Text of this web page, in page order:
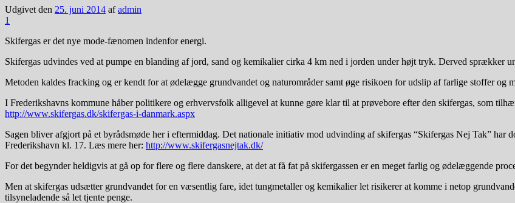
Udgivet den 25. juni 2014 afadmin
1
Skifergas er det nye mode-fænomen indenfor energi.
Skifergas udvindes ved at pumpe en blanding af jord, sand og kemikalier cirka 4 km ned i jorden under højt tryk. Derved sprækker
Metoden kaldes fracking og er kendt for at ødelægge grundvandet og naturområder samt øge risikoen for udslip af farlige stoffer og
I Frederikshavns kommune håber politikere og erhvervsfolk alligevel at kunne gøre klar til at prøvebore efter den skifergas, som
http://www.skifergas.dk/skifergas-i-danmark.aspx
Sagen bliver afgjort på et byrådsmøde her i eftermiddag. Det nationale initiativ mod udvinding af skifergas “Skifergas Nej Tak” har
Frederikshavn kl. 17. Læs mere her: http://www.skifergasnejtak.dk/
For det begynder heldigvis at gå op for flere og flere danskere, at det at få fat på skifergassen er en meget farlig og ødelæggende
Men at skifergas udsætter grundvandet for en væsentlig fare, idet tungmetaller og kemikalier let risikerer at komme i netop
tilsyneladende så let tjente penge.